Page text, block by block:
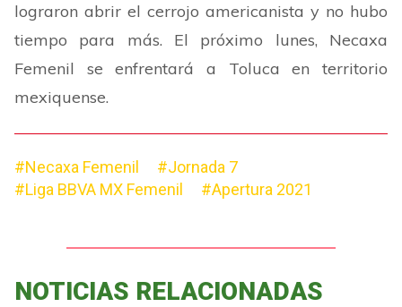
lograron abrir el cerrojo americanista y no hubo
tiempo para más. El próximo lunes, Necaxa
Femenil se enfrentará a Toluca en territorio
mexiquense.
#Necaxa Femenil
#Jornada 7
#Liga BBVA MX Femenil
#Apertura 2021
NOTICIAS RELACIONADAS